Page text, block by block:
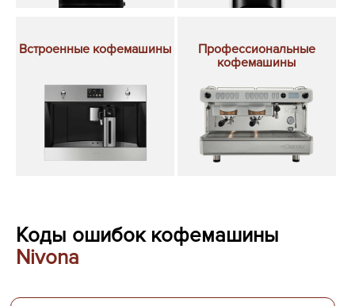
Встроенные кофемашины
Профессиональные
кофемашины
Коды ошибок кофемашины
Nivona